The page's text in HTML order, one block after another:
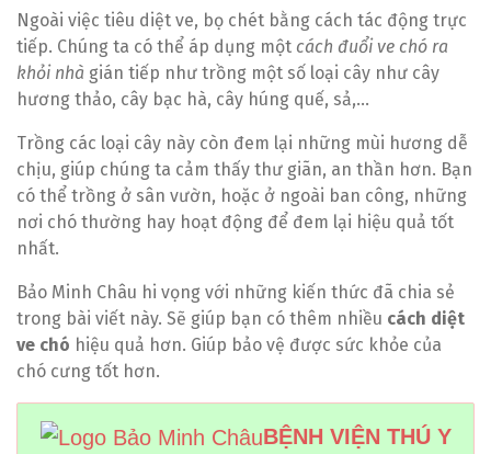
Ngoài việc tiêu diệt ve, bọ chét bằng cách tác động trực
tiếp. Chúng ta có thể áp dụng một cách đuổi ve chó ra
khỏi nhà gián tiếp như trồng một số loại cây như cây
hương thảo, cây bạc hà, cây húng quế, sả,…
Trồng các loại cây này còn đem lại những mùi hương dễ
chịu, giúp chúng ta cảm thấy thư giãn, an thần hơn. Bạn
có thể trồng ở sân vườn, hoặc ở ngoài ban công, những
nơi chó thường hay hoạt động để đem lại hiệu quả tốt
nhất.
Bảo Minh Châu hi vọng với những kiến thức đã chia sẻ
trong bài viết này. Sẽ giúp bạn có thêm nhiều cách diệt
ve chó hiệu quả hơn. Giúp bảo vệ được sức khỏe của
chó cưng tốt hơn.
BỆNH VIỆN THÚ Y